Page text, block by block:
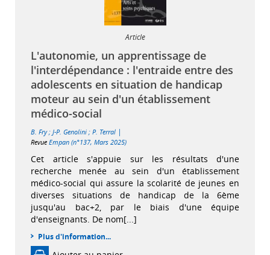
Article
L'autonomie, un apprentissage de
l'interdépendance : l'entraide entre des
adolescents en situation de handicap
moteur au sein d'un établissement
médico-social
B. Fry; J-P. Genolini ; P. Terral |
Revue Empan (n°137, Mars 2025)
Cet article s'appuie sur les résultats d'une
recherche menée au sein d'un établissement
médico-social qui assure la scolarité de jeunes en
diverses situations de handicap de la 6ème
jusqu'au bac+2, par le biais d'une équipe
d'enseignants. De nom[...]
Plus d'information...